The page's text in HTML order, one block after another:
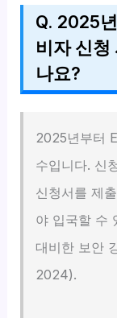
Q. 2025
비자 신청
나요?
2025년부터
수입니다. 신
신청서를 제
야 입국할 수
대비한 보안
2024).